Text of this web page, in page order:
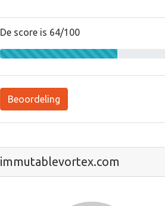
De score is 64/100
Beoordeling
immutablevortex.com